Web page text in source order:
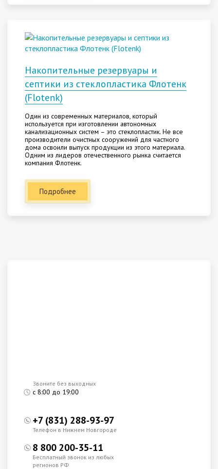
Накопительные резервуары и
септики из стеклопластика Флотенк
(Flotenk)
Один из современных материалов, который
используется при изготовлении автономных
канализационных систем – это стеклопластик. Не все
производители очистных сооружений для частного
дома освоили выпуск продукции из этого материала.
Одним из лидеров отечественного рынка считается
компания Флотенк.
Подробнее
Звоните без выходных
с 8:00 до 19:00
+7 (831) 288-93-97
Телефон в Нижнем Новгороде
8 800 200-35-11
Бесплатный звонок из любых
регионов РФ